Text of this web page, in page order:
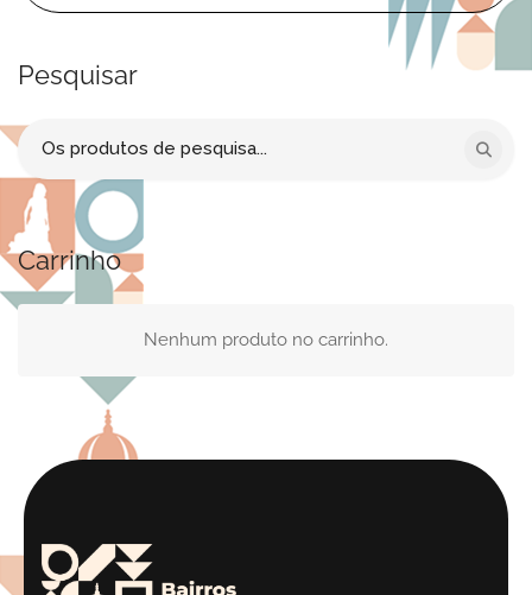
Pesquisar
Procurar
Carrinho
Nenhum produto no carrinho.